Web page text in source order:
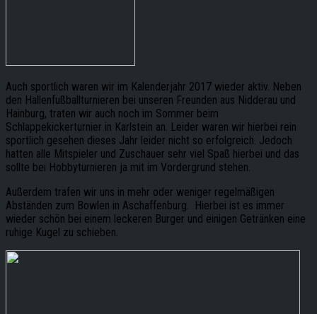
Auch sportlich waren wir im Kalenderjahr 2017 wieder aktiv. Neben
den Hallenfußballturnieren bei unseren Freunden aus Nidderau und
Hainburg, traten wir auch noch im Sommer beim
Schlappekickerturnier in Karlstein an. Leider waren wir hierbei rein
sportlich gesehen dieses Jahr leider nicht so erfolgreich. Jedoch
hatten alle Mitspieler und Zuschauer sehr viel Spaß hierbei und das
sollte bei Hobbyturnieren ja mit im Vordergrund stehen.
Außerdem trafen wir uns in mehr oder weniger regelmäßigen
Abständen zum Bowlen in Aschaffenburg. Hierbei ist es immer
wieder schön bei einem leckeren Burger und einigen Getränken eine
ruhige Kugel zu schieben.